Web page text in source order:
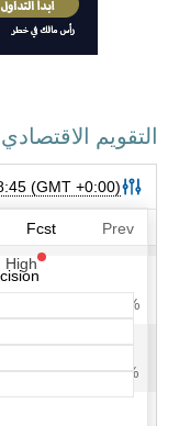
التقويم الاقتصادي